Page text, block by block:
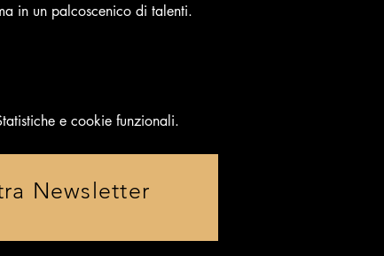
in un palcoscenico di talenti.
e cookie funzionali.
Newsletter